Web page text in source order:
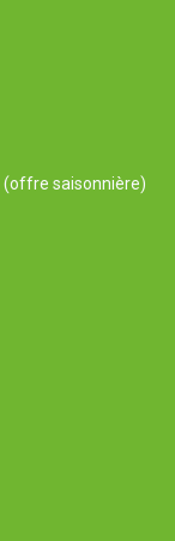
(offre saisonnière)